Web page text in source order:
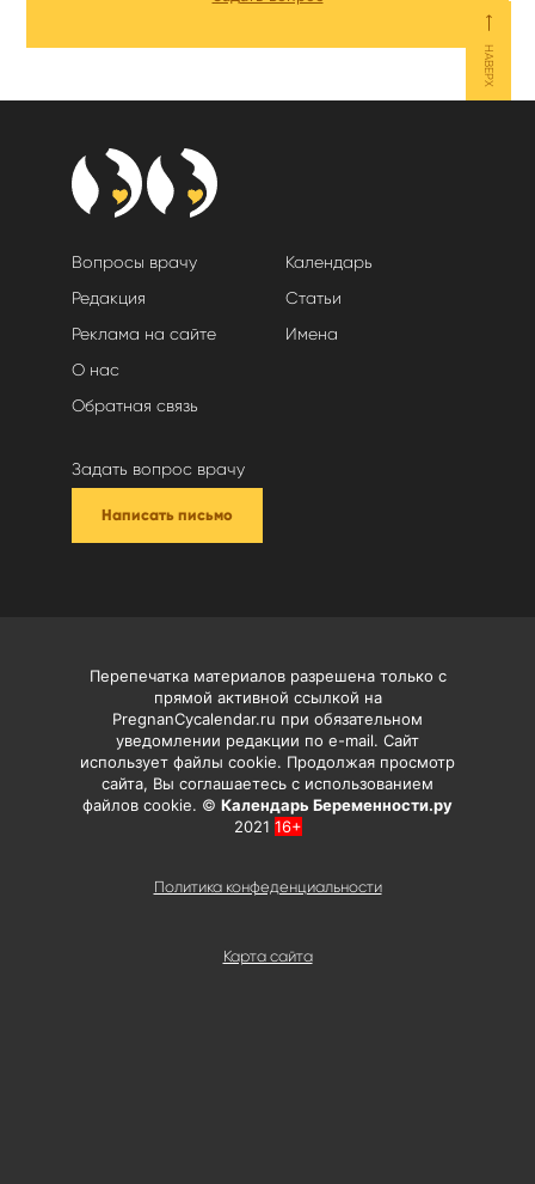
⟵
НАВЕРХ
Вопросы врачу
Редакция
Реклама на сайте
О нас
Обратная связь
Календарь
Статьи
Имена
Задать вопрос врачу
Написать письмо
Карта сайта
Перепечатка материалов разрешена только с
прямой активной ссылкой на
PregnanCycalendar.ru при обязательном
уведомлении редакции по e-mail. Сайт
использует файлы cookie. Продолжая просмотр
сайта, Вы соглашаетесь с использованием
файлов cookie. © Календарь Беременности.ру
2021 16+
Политика конфеденциальности